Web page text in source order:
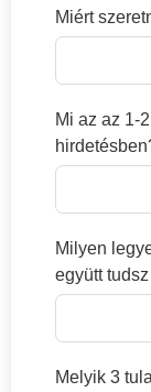
Miért
Mi az az 1-
Milyen
együtt
Melyik 3